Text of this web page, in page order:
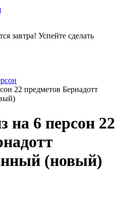
завтра! Успейте сделать
22 предметов Бернадотт
на 6 персон 22
(новый)